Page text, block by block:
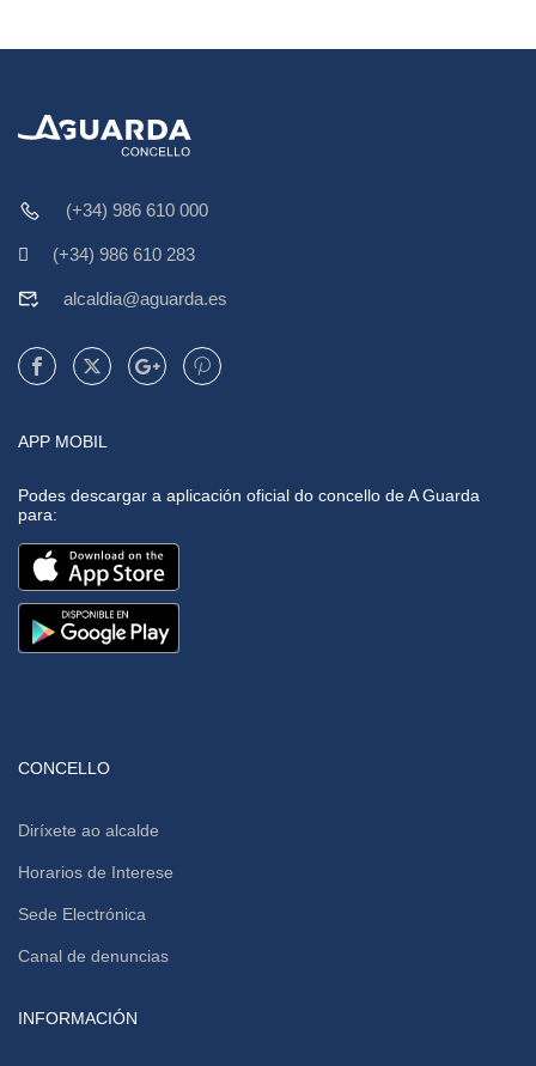
(+34) 986 610 000
(+34) 986 610 283
alcaldia@aguarda.es
APP MOBIL
Podes descargar a aplicación oficial do concello de A Guarda
para:
CONCELLO
Diríxete ao alcalde
Horarios de Interese
Sede Electrónica
Canal de denuncias
INFORMACIÓN